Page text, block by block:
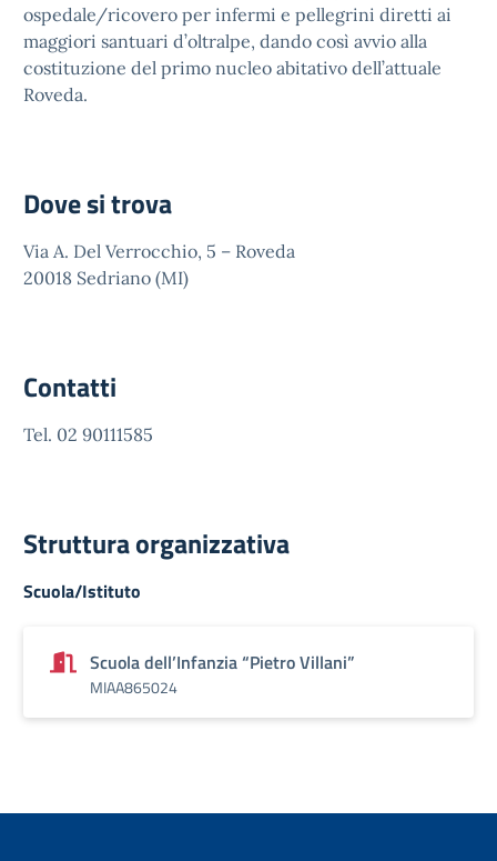
ospedale/ricovero per infermi e pellegrini diretti ai
maggiori santuari d’oltralpe, dando così avvio alla
costituzione del primo nucleo abitativo dell’attuale
Roveda.
Dove si trova
Via A. Del Verrocchio, 5 – Roveda
20018 Sedriano (MI)
Contatti
Tel. 02 90111585
Struttura organizzativa
Scuola/Istituto
Scuola dell’Infanzia “Pietro Villani”
MIAA865024